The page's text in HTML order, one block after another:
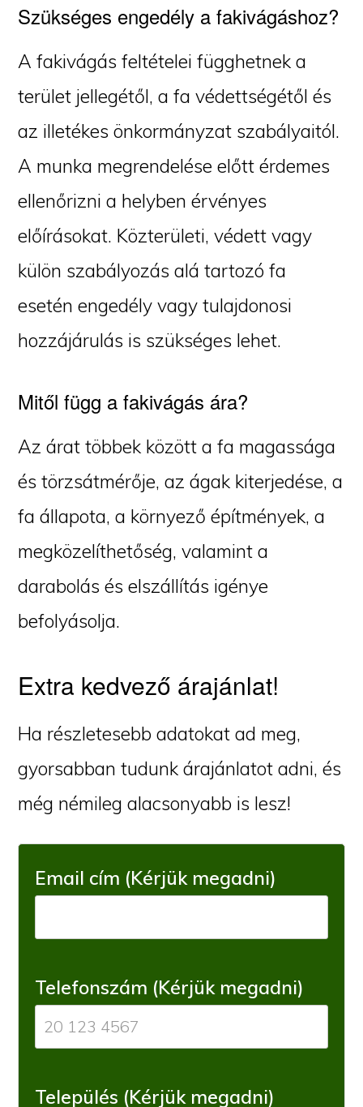
Szükséges engedély a fakivágáshoz?
A fakivágás feltételei függhetnek a
terület jellegétől, a fa védettségétől és
az illetékes önkormányzat szabályaitól.
A munka megrendelése előtt érdemes
ellenőrizni a helyben érvényes
előírásokat. Közterületi, védett vagy
külön szabályozás alá tartozó fa
esetén engedély vagy tulajdonosi
hozzájárulás is szükséges lehet.
Mitől függ a fakivágás ára?
Az árat többek között a fa magassága
és törzsátmérője, az ágak kiterjedése, a
fa állapota, a környező építmények, a
megközelíthetőség, valamint a
darabolás és elszállítás igénye
befolyásolja.
Extra kedvező árajánlat!
Ha részletesebb adatokat ad meg,
gyorsabban tudunk árajánlatot adni, és
még némileg alacsonyabb is lesz!
Email cím (Kérjük megadni)
Telefonszám (Kérjük megadni)
Település (Kérjük megadni)